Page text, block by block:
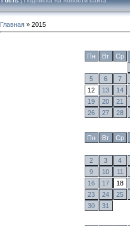
Главная » 2015
Пн
Вт Ср
5
6 7
12
13 14
19
20 21
26
27 28
Пн
Вт Ср
2
3 4
9
10 11
16
17 18
23
24 25
30
31